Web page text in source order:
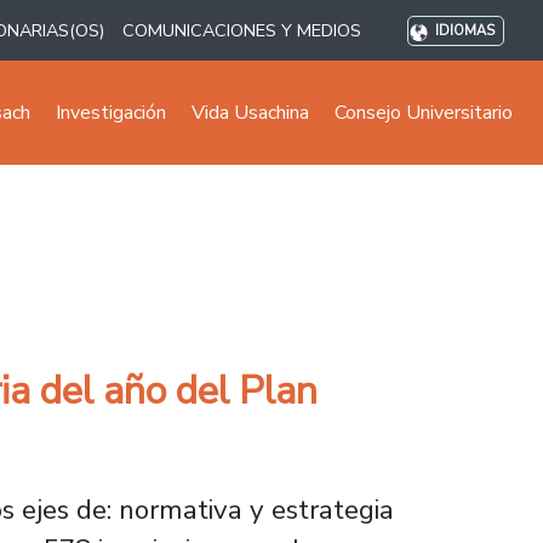
COMUNICACIONES Y MEDIOS IDIOMAS
Investigación Vida Usachina Consejo Universitario
del año del Plan
ejes de: normativa y estrategia